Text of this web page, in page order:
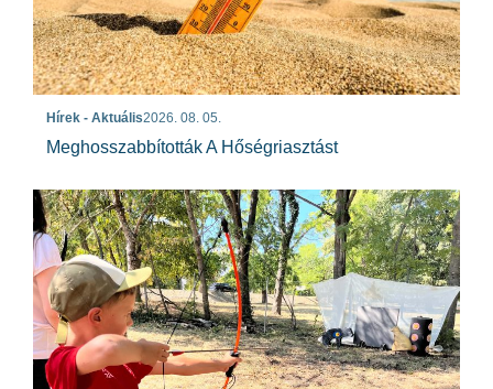
Hírek - Aktuális2026. 08. 05.
Meghosszabbították A Hőségriasztást